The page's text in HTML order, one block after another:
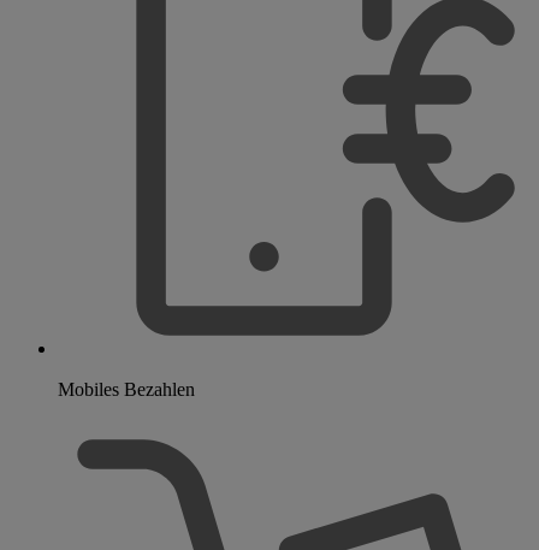
Mobiles Bezahlen